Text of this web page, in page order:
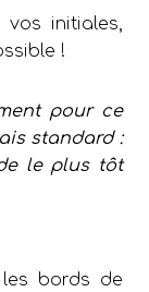
initiales,
!
pour ce
standard :
le plus tôt
les bords de